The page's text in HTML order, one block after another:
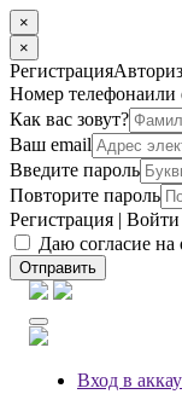
×
×
Регистрация
Номер телефонаили
Как вас зовут?
Ваш email
Введите пароль
Повторите пароль
Регистрация | Войти
Даю согласие
Отправить
Вход в